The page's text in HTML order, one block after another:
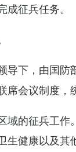
征兵任务。
下，由国防
会议制度，
的征兵工
健康以及